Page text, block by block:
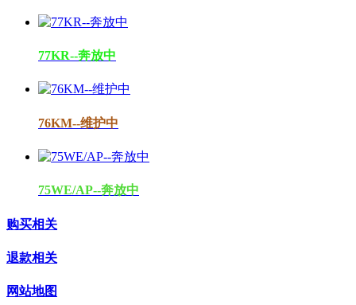
77KR--奔放中
76KM--维护中
75WE/AP--奔放中
购买相关
退款相关
网站地图